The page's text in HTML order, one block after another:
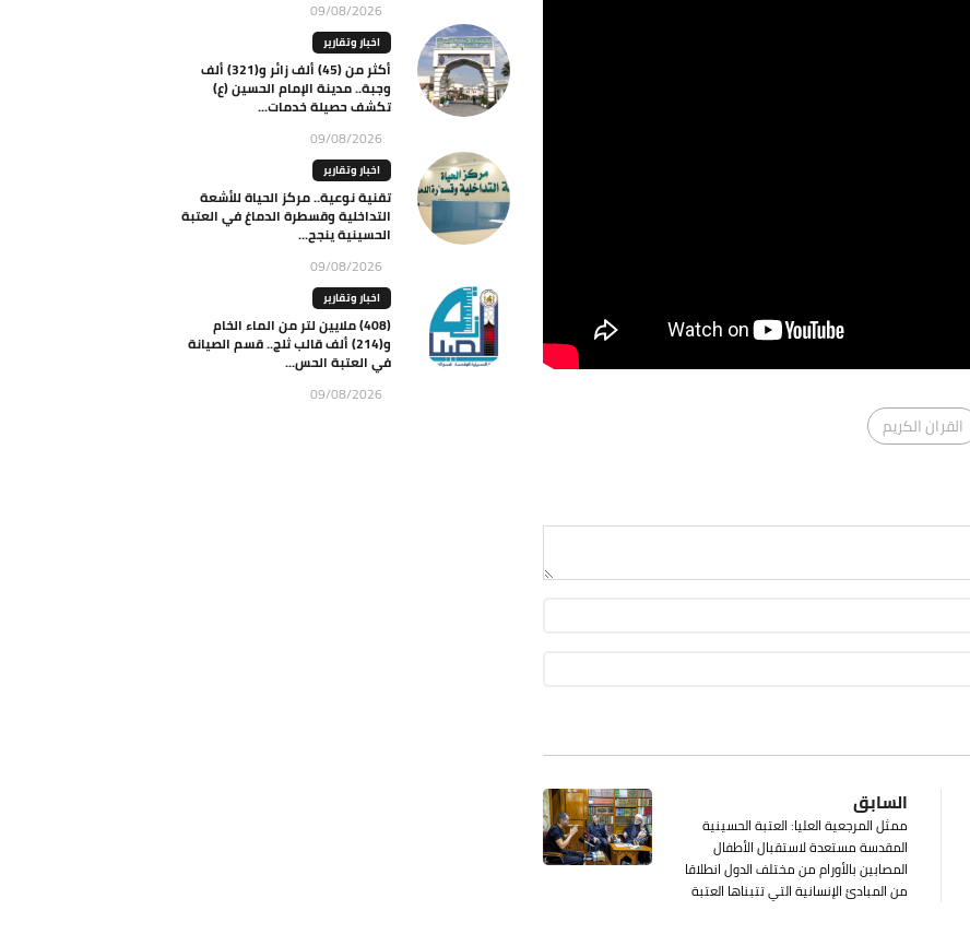
القران الكريم
السابق
ممثل المرجعية العليا: العتبة الحسينية
المقدسة مستعدة لاستقبال الأطفال
المصابين بالأورام من مختلف الدول انطلاقا
من المبادئ الإنسانية التي تتبناها العتبة
09/08/2026
اخبار وتقارير
أكثر من (45) ألف زائر و(321) ألف
وجبة.. مدينة الإمام الحسين (ع)
تكشف حصيلة خدمات...
09/08/2026
اخبار وتقارير
تقنية نوعية.. مركز الحياة للأشعة
التداخلية وقسطرة الدماغ في العتبة
الحسينية ينجح...
09/08/2026
اخبار وتقارير
(408) ملايين لتر من الماء الخام
و(214) ألف قالب ثلج.. قسم الصيانة
في العتبة الحس...
09/08/2026